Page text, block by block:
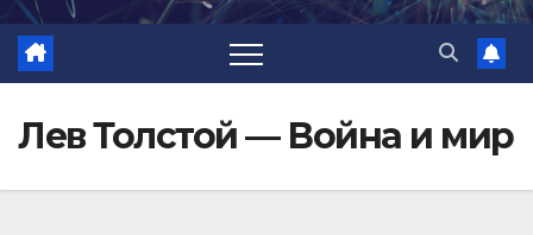
Лев Толстой — Война и мир